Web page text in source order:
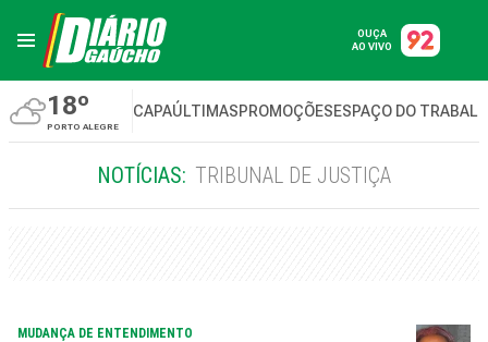
OUÇA
AO VIVO
18º
PORTO ALEGRE
CAPAÚLTIMASPROMOÇÕESESPAÇO DO
NOTÍCIAS: TRIBUNAL DE JUSTIÇA
MUDANÇA DE ENTENDIMENTO